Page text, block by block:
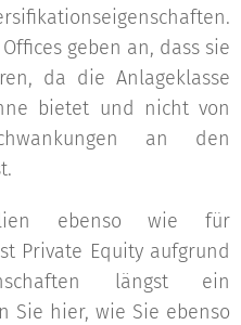
geben an, dass sie
da die Anlageklasse
bietet und nicht von
an den
ebenso wie für
Private Equity aufgrund
längst ein
Sie hier, wie Sie ebenso